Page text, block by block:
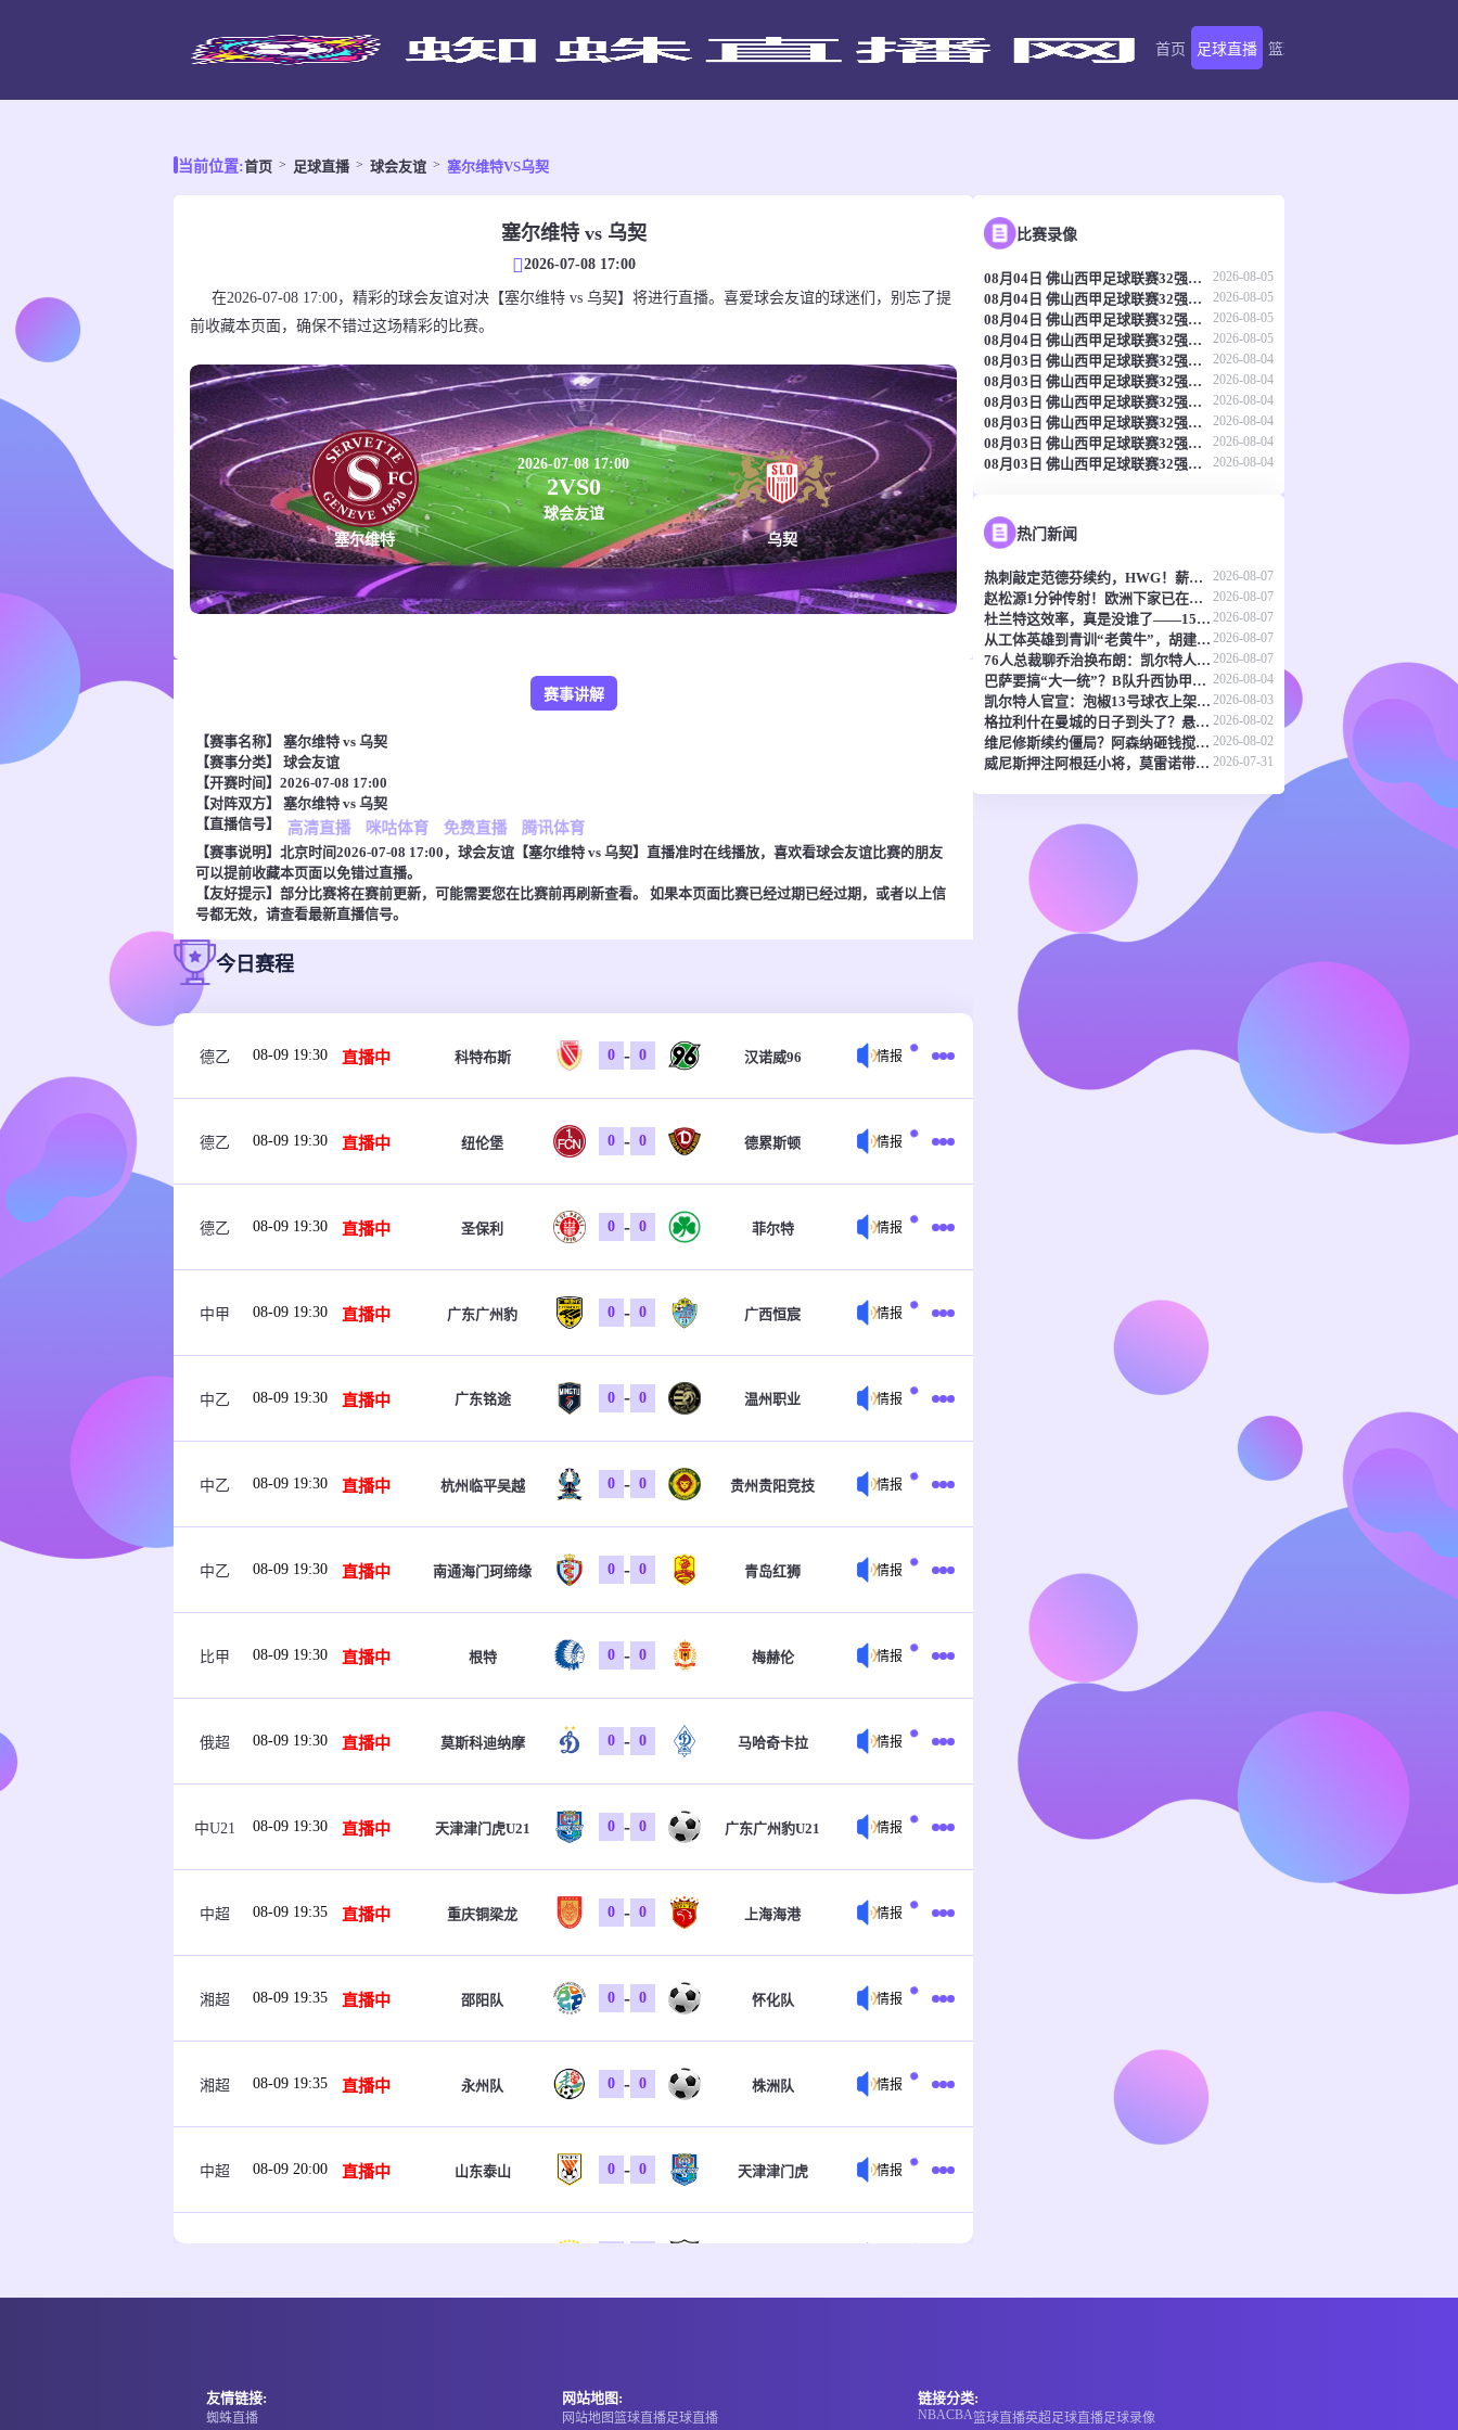
首页 足球直播 篮球直播
当前位置:首页 足球直播 球会友谊 塞尔维特VS乌契
塞尔维特 vs 乌契
2026-07-08 17:00
在2026-07-08 17:00，精彩的球会友谊对决【塞尔维特 vs 乌契】将进行直播。喜爱球会友谊的球迷们，别忘了提
前收藏本页面，确保不错过这场精彩的比赛。
塞尔维特
2026-07-08 17:00
2VS0
球会友谊
乌契
赛事讲解
【赛事名称】 塞尔维特 vs 乌契
【赛事分类】 球会友谊
【开赛时间】2026-07-08 17:00
【对阵双方】 塞尔维特 vs 乌契
【直播信号】
高清直播 咪咕体育 免费直播 腾讯体育
【赛事说明】北京时间2026-07-08 17:00，球会友谊【塞尔维特 vs 乌契】直播准时在线播放，喜欢看球会友谊比赛的朋友
可以提前收藏本页面以免错过直播。
【友好提示】部分比赛将在赛前更新，可能需要您在比赛前再刷新查看。 如果本页面比赛已经过期已经过期，或者以上信
号都无效，请查看最新直播信号。
今日赛程
德乙 08-09 19:30 直播中 科特布斯 0 - 0 汉诺威96 情报
德乙 08-09 19:30 直播中 纽伦堡 0 - 0 德累斯顿 情报
德乙 08-09 19:30 直播中 圣保利 0 - 0 菲尔特 情报
中甲 08-09 19:30 直播中 广东广州豹 0 - 0 广西恒宸 情报
中乙 08-09 19:30 直播中 广东铭途 0 - 0 温州职业 情报
中乙 08-09 19:30 直播中 杭州临平吴越 0 - 0 贵州贵阳竞技 情报
中乙 08-09 19:30 直播中 南通海门珂缔缘 0 - 0 青岛红狮 情报
比甲 08-09 19:30 直播中 根特 0 - 0 梅赫伦 情报
俄超 08-09 19:30 直播中 莫斯科迪纳摩 0 - 0 马哈奇卡拉 情报
中U21 08-09 19:30 直播中 天津津门虎U21 0 - 0 广东广州豹U21 情报
中超 08-09 19:35 直播中 重庆铜梁龙 0 - 0 上海海港 情报
湘超 08-09 19:35 直播中 邵阳队 0 - 0 怀化队 情报
湘超 08-09 19:35 直播中 永州队 0 - 0 株洲队 情报
中超 08-09 20:00 直播中 山东泰山 0 - 0 天津津门虎 情报
08-09 20:00 0 0
比赛录像
08月04日 佛山西甲足球联赛32强淘汰赛 肇庆恒骏成 VS 三七互娱 全场录像 2026-08-05
08月04日 佛山西甲足球联赛32强淘汰赛 贪玩游戏 VS 美的薪火 全场录像 2026-08-05
08月04日 佛山西甲足球联赛32强淘汰赛 广东西南建设 VS 香港圣徒 全场录像 2026-08-05
08月04日 佛山西甲足球联赛32强淘汰赛 藝品高國際 VS 湛江狂狼·粵辉能源 全场录像 2026-08-05
08月03日 佛山西甲足球联赛32强淘汰赛 广东凤铝 VS 湛江八部科技 全场录像 2026-08-04
08月03日 佛山西甲足球联赛32强淘汰赛 大塘控股 VS 茂名市点都得 全场录像 2026-08-04
08月03日 佛山西甲足球联赛32强淘汰赛 广州蜀地红 VS 广州戴拿模 全场录像 2026-08-04
08月03日 佛山西甲足球联赛32强淘汰赛 三水乐民兴健力宝 VS 中国澳门澳科精英 全场录像 2026-08-04
08月03日 佛山西甲足球联赛32强淘汰赛 广州求信 VS 顺德新青年 全场录像 2026-08-04
08月03日 佛山西甲足球联赛32强淘汰赛 广东客家青年 VS 广州英华思力U17 全场录像 2026-08-04
热门新闻
热刺敲定范德芬续约，HWG！薪资涨了 2026-08-07
赵松源1分钟传射！欧洲下家已在路上，两位豪门主帅抢着夸 2026-08-07
杜兰特这效率，真是没谁了——15个赛季场均25+，真实命中率还飙到60% 2026-08-07
从工体英雄到青训“老黄牛”，胡建平这次扛起北京足球的旗 2026-08-07
76人总裁聊乔治换布朗：凯尔特人真没亏，我还得谢谢他们 2026-08-07
巴萨要搞“大一统”？B队升西协甲成了头等大事 2026-08-04
凯尔特人官宣：泡椒13号球衣上架，球迷们准备好了吗？ 2026-08-03
格拉利什在曼城的日子到头了？悬念只剩去哪和多少钱 2026-08-02
维尼修斯续约僵局？阿森纳砸钱搅局，皇马下最后通牒 2026-08-02
威尼斯押注阿根廷小将，莫雷诺带着买断条款来了 2026-07-31
友情链接:
蜘蛛直播
网站地图:
网站地图篮球直播足球直播
链接分类:
NBACBA篮球直播英超足球直播足球录像